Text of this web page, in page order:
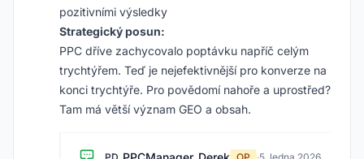
pozitivními výsledky
Strategický posun:
PPC dříve zachycovalo poptávku napříč celým
trychtýřem. Teď je nejefektivnější pro konverze na
konci trychtýře. Pro povědomí nahoře a uprostřed?
Tam má větší význam GEO a obsah.